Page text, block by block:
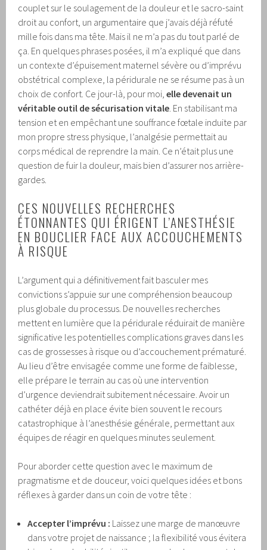
couplet sur le soulagement de la douleur et le sacro-saint
droit au confort, un argumentaire que j’avais déjà réfuté
mille fois dans ma tête. Mais il ne m’a pas du tout parlé de
ça. En quelques phrases posées, il m’a expliqué que dans
un contexte d’épuisement maternel sévère ou d’imprévu
obstétrical complexe, la péridurale ne se résume pas à un
choix de confort. Ce jour-là, pour moi,elle devenait un
véritable outil de sécurisation vitale . En stabilisant ma
tension et en empêchant une souffrance fœtale induite par
mon propre stress physique, l’analgésie permettait au
corps médical de reprendre la main. Ce n’était plus une
question de fuir la douleur, mais bien d’assurer nos arrière-
gardes.
CES NOUVELLES RECHERCHES
ÉTONNANTES QUI ÉRIGENT L’ANESTHÉSIE
EN BOUCLIER FACE AUX ACCOUCHEMENTS
À RISQUE
L’argument qui a définitivement fait basculer mes
convictions s’appuie sur une compréhension beaucoup
plus globale du processus. De nouvelles recherches
mettent en lumière que la péridurale réduirait de manière
significative les potentielles complications graves dans les
cas de grossesses à risque ou d’accouchement prématuré.
Au lieu d’être envisagée comme une forme de faiblesse,
elle prépare le terrain au cas où une intervention
d’urgence deviendrait subitement nécessaire. Avoir un
cathéter déjà en place évite bien souvent le recours
catastrophique à l’anesthésie générale, permettant aux
équipes de réagir en quelques minutes seulement.
Pour aborder cette question avec le maximum de
pragmatisme et de douceur, voici quelques idées et bons
réflexes à garder dans un coin de votre tête :
Accepter l’imprévu : Laissez une marge de manœuvre
dans votre projet de naissance ; la flexibilité vous évitera